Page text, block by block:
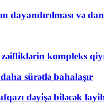
və
kompleks
sürətlə bahalaşır
dəyişə biləcək